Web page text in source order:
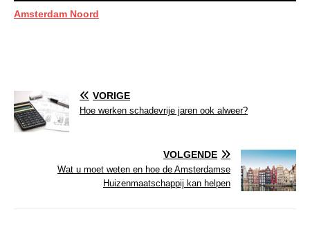
Amsterdam Noord
VORIGE
Hoe werken schadevrije jaren ook alweer?
VOLGENDE
Wat u moet weten en hoe de Amsterdamse
Huizenmaatschappij kan helpen